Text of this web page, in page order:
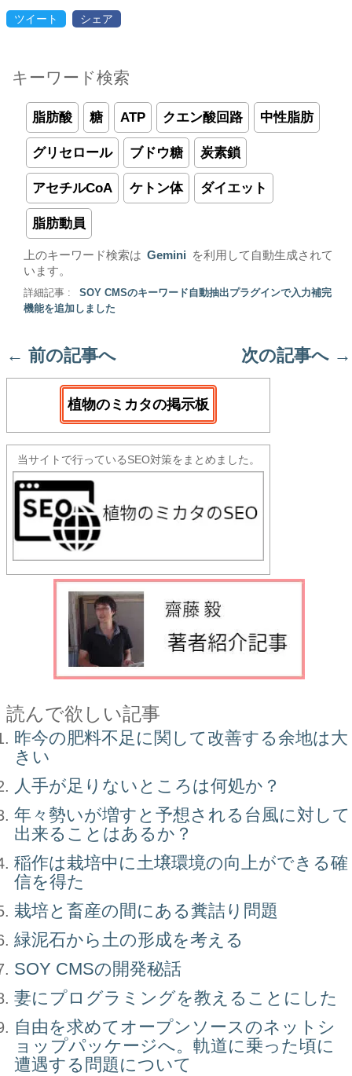
ツイート シェア
キーワード検索
脂肪酸 糖 ATP クエン酸回路 中性脂肪
グリセロール ブドウ糖 炭素鎖
アセチルCoA ケトン体 ダイエット
脂肪動員
上のキーワード検索は Gemini
を利用して自動生成されて
います。
詳細記事 :
SOY CMSのキーワード自動抽出プラグインで入力補完
機能を追加しました
← 前の記事へ 次の記事へ →
植物のミカタの掲示板
当サイトで行っているSEO対策をまとめました。
読んで欲しい記事
昨今の肥料不足に関して改善する余地は大
きい
人手が足りないところは何処か？
年々勢いが増すと予想される台風に対して
出来ることはあるか？
稲作は栽培中に土壌環境の向上ができる確
信を得た
栽培と畜産の間にある糞詰り問題
緑泥石から土の形成を考える
SOY CMSの開発秘話
妻にプログラミングを教えることにした
自由を求めてオープンソースのネットシ
ョップパッケージへ。軌道に乗った頃に
遭遇する問題について